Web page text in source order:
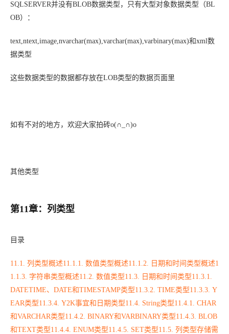
SQLSERVER并没有BLOB数据类型，只有大型对象数据类型（BL
OB）：
text,ntext,image,nvarchar(max),varchar(max),varbinary(max)和xml数
据类型
这些数据类型的数据都存放在LOB类型的数据页面里
如有不对的地方，欢迎大家拍砖o(∩_∩)o
其他类型
第11章：列类型
目录
11.1. 列类型概述11.1.1. 数值类型概述11.1.2. 日期和时间类型概述1
1.1.3. 字符串类型概述11.2. 数值类型11.3. 日期和时间类型11.3.1.
DATETIME、DATE和TIMESTAMP类型11.3.2. TIME类型11.3.3. Y
EAR类型11.3.4. Y2K事宜和日期类型11.4. String类型11.4.1. CHAR
和VARCHAR类型11.4.2. BINARY和VARBINARY类型11.4.3. BLOB
和TEXT类型11.4.4. ENUM类型11.4.5. SET类型11.5. 列类型存储需